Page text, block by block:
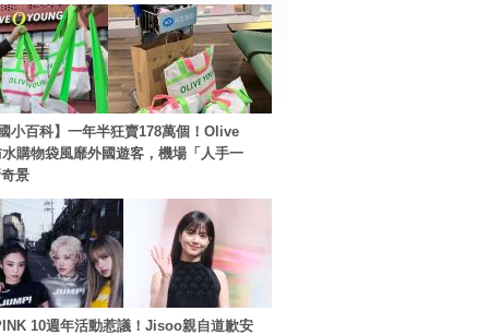
小百科】一年半狂賣178萬個！Olive
購物袋風靡外國遊客，機場「人手一
景
10週年活動惹議！Jisoo親自道歉安